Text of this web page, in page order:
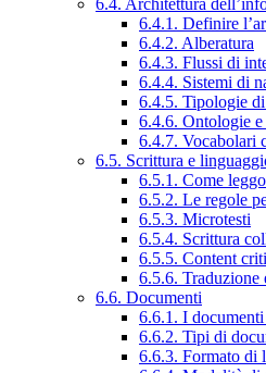
6.4.1. Definire
6.4.2. Alberatura
6.4.3. Flussi di
6.4.4. Sistemi di
6.4.5. Tipologie
6.4.6. Ontologie e
6.4.7. Vocabolari
6.5. Scrittura e
6.5.1. Come
6.5.2. Le regole
6.5.3. Microtesti
6.5.4. Scrittura
6.5.5. Content
6.5.6. Traduzione
6.6. Documenti
6.6.1. I
6.6.2. Tipi di
6.6.3. Formato di